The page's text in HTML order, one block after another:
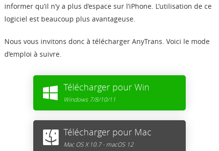
informer qu’il n’y a plus d’espace sur l’iPhone. L’utilisation de ce
logiciel est beaucoup plus avantageuse.
Nous vous invitons donc à télécharger AnyTrans. Voici le mode
d’emploi à suivre.
Télécharger pour Win
Windows 7/8/10/11
Télécharger pour Mac
Mac OS X 10.7 - macOS 12